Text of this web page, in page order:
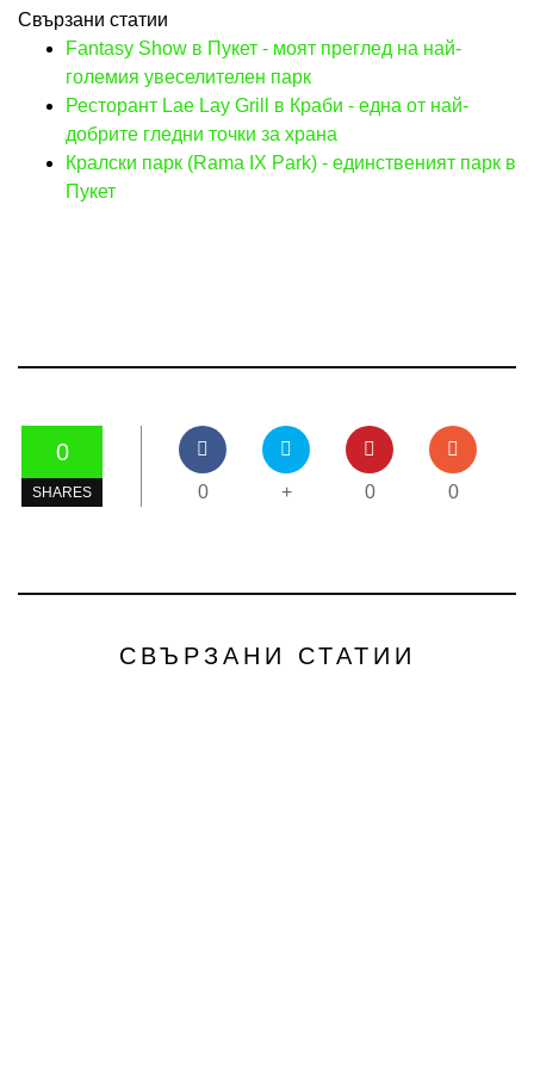
Свързани статии
Fantasy Show в Пукет - моят преглед на най-
големия увеселителен парк
Ресторант Lae Lay Grill в Краби - една от най-
добрите гледни точки за храна
Кралски парк (Rama IX Park) - единственият парк в
Пукет
0
SHARES 0 + 0 0
СВЪРЗАНИ СТАТИИ